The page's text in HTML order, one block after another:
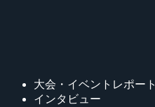
大会・イベントレポート
インタビュー